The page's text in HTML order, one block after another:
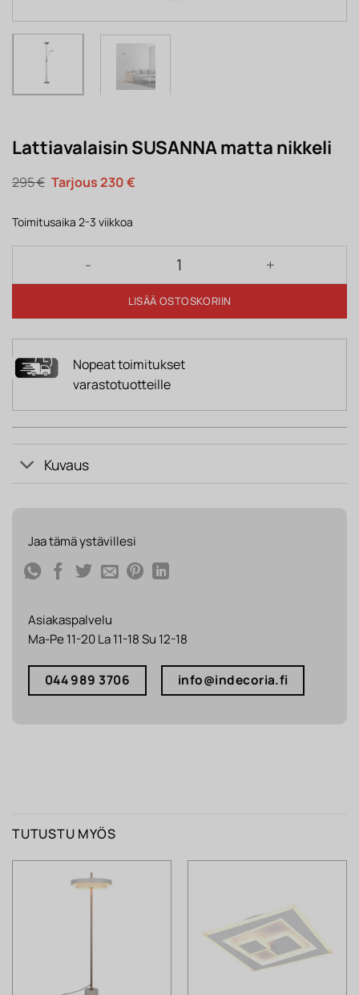
Lattiavalaisin SUSANNA matta nikkeli
295€ Alkuperäinen
hinta
295 €.
230€Nykyinen
Toimitusaika 2-3 viikkoa
Lattiavalaisin SUSANNA matta nikkeli määrä
LISÄÄ OSTOSKORIIN
Nopeat toimitukset
varastotuotteille
Kuvaus
Jaa tämä ystävillesi
Asiakaspalvelu
Ma-Pe 11-20 La 11-18 Su 12-18
044 989 3706 info@indecoria.fi
TUTUSTU MYÖS